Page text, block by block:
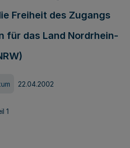
Freiheit des Zugangs
für das Land Nordrhein-
22.04.2002
1